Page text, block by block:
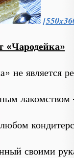
«Чародейка»
не является
лакомством
своими